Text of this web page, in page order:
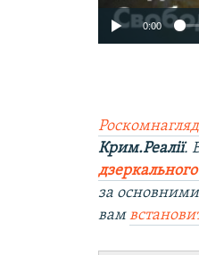
0:00
Крим.Реалії.
за
вам